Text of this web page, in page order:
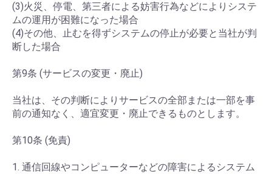
(3)火災、停電、第三者による妨害行為などによりシステ
ムの運用が困難になった場合
(4)その他、止むを得ずシステムの停止が必要と当社が判
断した場合
第9条 (サービスの変更・廃止)
当社は、その判断によりサービスの全部または一部を事
前の通知なく、適宜変更・廃止できるものとします。
第10条 (免責)
1. 通信回線やコンピューターなどの障害によるシステム